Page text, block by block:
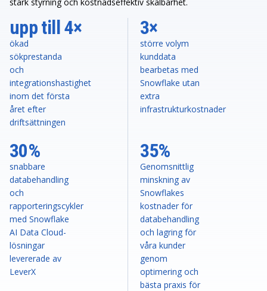
30%
snabbare
databehandling
och
rapporteringscykler
med Snowflake
AI Data Cloud-
lösningar
levererade av
LeverX
upp till 4×
ökad
sökprestanda
och
integrationshastighet
inom det första
året efter
driftsättningen
3×
större volym
kunddata
bearbetas med
Snowflake utan
extra
infrastrukturkostnader
35%
Genomsnittlig
minskning av
Snowflakes
kostnader för
databehandling
och lagring för
våra kunder
genom
optimering och
bästa praxis för